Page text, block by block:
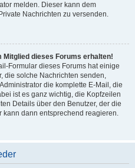
melden. Dieser kann dem
Nachrichten zu versenden.
Mitglied dieses Forums erhalten!
Formular dieses Forums hat einige
die solche Nachrichten senden,
die komplette E-Mail, die
ist es ganz wichtig, die Kopfzeilen
Details über den Benutzer, der die
kann dann entsprechend reagieren.